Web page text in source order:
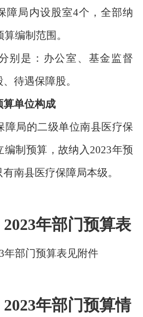
局内设股室4个，全部纳
编制范围。
是：办公室、基金监督
待遇保障股。
算单位构成
局的二级单位南县医疗保
编制预算，故纳入2023年预
南县医疗保障局本级。
年部门预算表
部门预算表见附件
年部门预算情